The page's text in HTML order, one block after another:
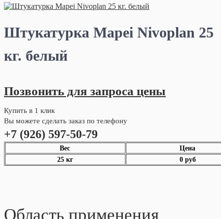
Штукатурка Mapei Nivoplan 25
кг. белый
Позвонить для запроса цены
Купить в 1 клик
Вы можете сделать заказ по телефону
+7 (926) 597-50-79
Вес
Цена
25 кг
0 руб
Область применения